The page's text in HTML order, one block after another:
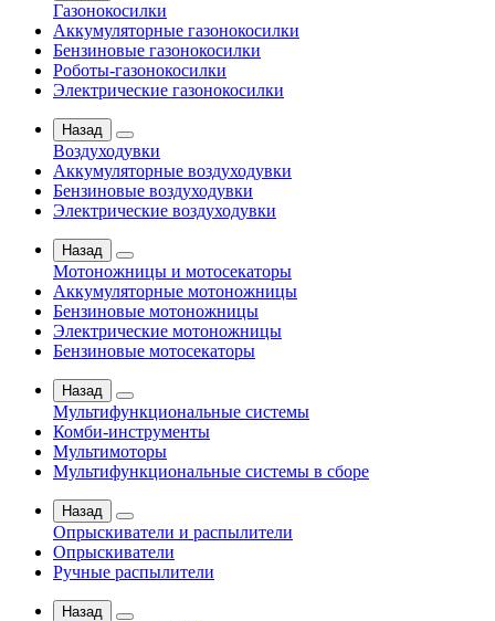
Газонокосилки
Аккумуляторные газонокосилки
Бензиновые газонокосилки
Роботы-газонокосилки
Электрические газонокосилки
Назад
Воздуходувки
Аккумуляторные воздуходувки
Бензиновые воздуходувки
Электрические воздуходувки
Назад
Мотоножницы и мотосекаторы
Аккумуляторные мотоножницы
Бензиновые мотоножницы
Электрические мотоножницы
Бензиновые мотосекаторы
Назад
Мультифункциональные системы
Комби-инструменты
Мультимоторы
Мультифункциональные системы в сборе
Назад
Опрыскиватели и распылители
Опрыскиватели
Ручные распылители
Назад